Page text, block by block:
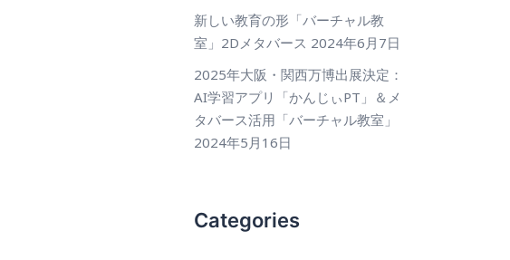
新しい教育の形「バーチャル教
室」2Dメタバース 2024年6月7日
2025年大阪・関西万博出展決定：
AI学習アプリ「かんじぃPT」＆メ
タバース活用「バーチャル教室」
2024年5月16日
Categories